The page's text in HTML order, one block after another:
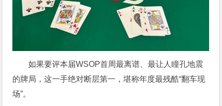
如果要评本届WSOP首周最离谱、最让人瞳孔地震
的牌局，这一手绝对断层第一，堪称年度最残酷“翻车现
场”。